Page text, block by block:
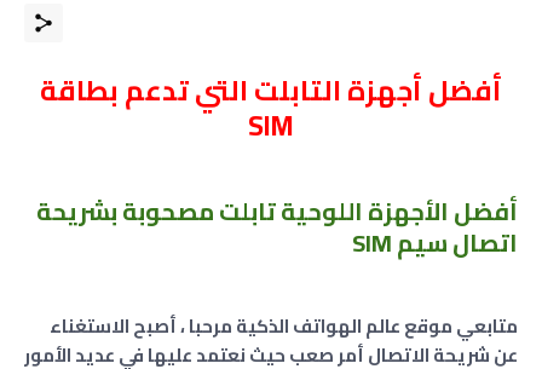
أفضل أجهزة التابلت التي تدعم بطاقة
SIM
أفضل الأجهزة اللوحية تابلت مصحوبة بشريحة
اتصال سيم SIM
متابعي موقع عالم الهواتف الذكية مرحبا ، أصبح الاستغناء
عن شريحة الاتصال أمر صعب حيث نعتمد عليها في عديد الأمور